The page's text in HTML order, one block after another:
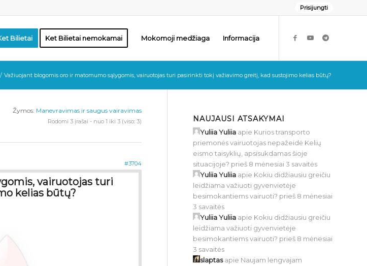
Prisijungti
Bilietai Ket Bilietai nemokamai Mokomoji medžiaga Informacija
/ Važiuojant blogomis oro ir matomumo sąlygomis, vairuotojas turi pasirinkti tokį važiavimo greitį, kad sustojimo kelias būtų?
Žymos: Manevravimas ir saugus vairavimas
Rodomi 3 įrašai - nuo 1 iki 3 (viso: 3)
#3704
vairuotojas turi
kelias būtų?
NAUJAUSI ATSAKYMAI
Yuliia Yuliia apie Kurios transporto
priemonės vairuotojas nepažeidė Kelių
eismo taisyklių, apsisukdamas šioje
situacijoje? prieš 8 mėnesiai 3 savaitės
Yuliia Yuliia apie Kokiu didžiausiu greičiu
leidžiama važiuoti gyvenvietėje
besimokantiems vairuoti? prieš 8 mėnesiai
3 savaitės
Yuliia Yuliia apie Kokiu didžiausiu greičiu
leidžiama važiuoti gyvenvietėje
besimokantiems vairuoti? prieš 8 mėnesiai
3 savaitės
slaptasapie Naujam lengvajam